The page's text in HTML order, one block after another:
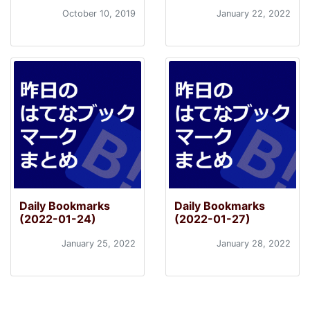
October 10, 2019 January 22, 2022
Daily Bookmarks
(2022-01-24)
January 25, 2022
Daily Bookmarks
(2022-01-27)
January 28, 2022